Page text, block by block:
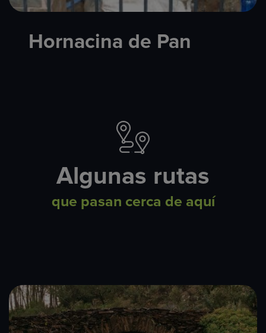
Hornacina de Pan
Algunas rutas
que pasan cerca de aquí